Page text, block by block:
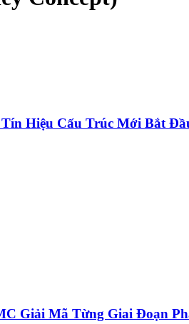
Hiệu Cấu Trúc Mới Bắt
Giải Mã Từng Giai Đoạn